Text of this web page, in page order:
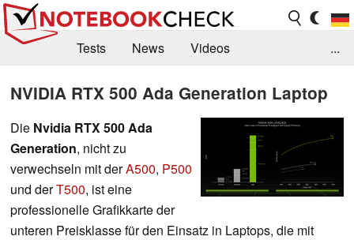
Tests News
Videos
Suche
Jobs
Forum
...
NVIDIA RTX 500 Ada Generation Laptop
Die Nvidia RTX 500 Ada
Generation, nicht zu
verwechseln mit derA500, P500
und derT500, ist eine
professionelle Grafikkarte der
unteren Preisklasse für den Einsatz in Laptops, die mit